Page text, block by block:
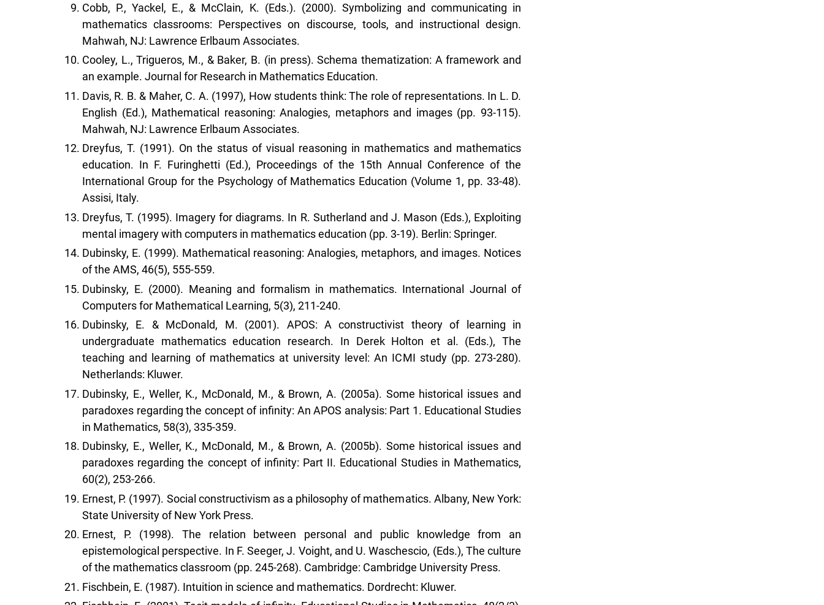
Cobb, P., Yackel, E., & McClain, K. (Eds.). (2000). Symbolizing and communicating in
mathematics classrooms: Perspectives on discourse, tools, and instructional design.
Mahwah, NJ: Lawrence Erlbaum Associates.
Cooley, L., Trigueros, M., & Baker, B. (in press). Schema thematization: A framework and
an example. Journal for Research in Mathematics Education.
Davis, R. B. & Maher, C. A. (1997), How students think: The role of representations. In L. D.
English (Ed.), Mathematical reasoning: Analogies, metaphors and images (pp. 93-115).
Mahwah, NJ: Lawrence Erlbaum Associates.
Dreyfus, T. (1991). On the status of visual reasoning in mathematics and mathematics
education. In F. Furinghetti (Ed.), Proceedings of the 15th Annual Conference of the
International Group for the Psychology of Mathematics Education (Volume 1, pp. 33-48).
Assisi, Italy.
Dreyfus, T. (1995). Imagery for diagrams. In R. Sutherland and J. Mason (Eds.), Exploiting
mental imagery with computers in mathematics education (pp. 3-19). Berlin: Springer.
Dubinsky, E. (1999). Mathematical reasoning: Analogies, metaphors, and images. Notices
of the AMS, 46(5), 555-559.
Dubinsky, E. (2000). Meaning and formalism in mathematics. International Journal of
Computers for Mathematical Learning, 5(3), 211-240.
Dubinsky, E. & McDonald, M. (2001). APOS: A constructivist theory of learning in
undergraduate mathematics education research. In Derek Holton et al. (Eds.), The
teaching and learning of mathematics at university level: An ICMI study (pp. 273-280).
Netherlands: Kluwer.
Dubinsky, E., Weller, K., McDonald, M., & Brown, A. (2005a). Some historical issues and
paradoxes regarding the concept of infinity: An APOS analysis: Part 1. Educational Studies
in Mathematics, 58(3), 335-359.
Dubinsky, E., Weller, K., McDonald, M., & Brown, A. (2005b). Some historical issues and
paradoxes regarding the concept of infinity: Part II. Educational Studies in Mathematics,
60(2), 253-266.
Ernest, P. (1997). Social constructivism as a philosophy of mathematics. Albany, New York:
State University of New York Press.
Ernest, P. (1998). The relation between personal and public knowledge from an
epistemological perspective. In F. Seeger, J. Voight, and U. Waschescio, (Eds.), The culture
of the mathematics classroom (pp. 245-268). Cambridge: Cambridge University Press.
Fischbein, E. (1987). Intuition in science and mathematics. Dordrecht: Kluwer.